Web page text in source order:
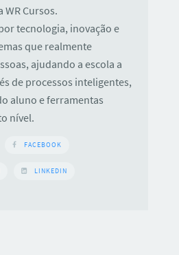
WR Cursos.
tecnologia, inovação e
que realmente
ajudando a escola a
de processos inteligentes,
aluno e ferramentas
nível.
FACEBOOK
LINKEDIN